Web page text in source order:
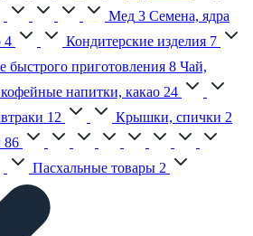
Мед 3 Семена, ядра
4 Кондитерские изделия 7
приготовления 8 Чай,
напитки, какао 24
12 Крышки, спички 2
86
Пасхальные товары 2